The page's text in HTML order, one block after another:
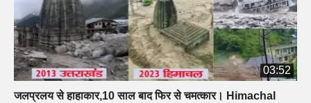
03:52
जलप्रलय से हाहाकार,10 साल बाद फिर से चमत्कार। Himachal